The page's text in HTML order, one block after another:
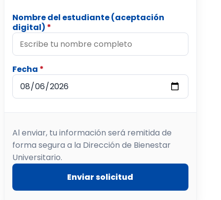
Nombre del estudiante (aceptación
digital) *
Fecha *
Al enviar, tu información será remitida de
forma segura a la Dirección de Bienestar
Universitario.
Enviar solicitud